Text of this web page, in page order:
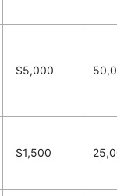
$5,000
$1,500